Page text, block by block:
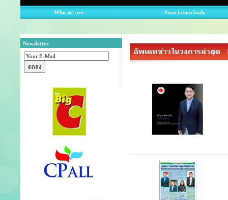
Who we are Association body
Newsletter